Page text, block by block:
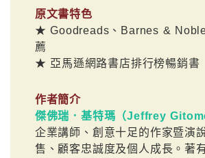
原文書特色
★ Goodreads、Barnes &
薦
★ 亞馬遜網路書店排行榜暢銷書
作者簡介
傑佛瑞．基特瑪（Jeffrey
企業講師、創意十足的作家暨演
售、顧客忠誠度及個人成長。著